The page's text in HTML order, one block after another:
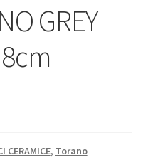
GREY
CERAMICE, Torano